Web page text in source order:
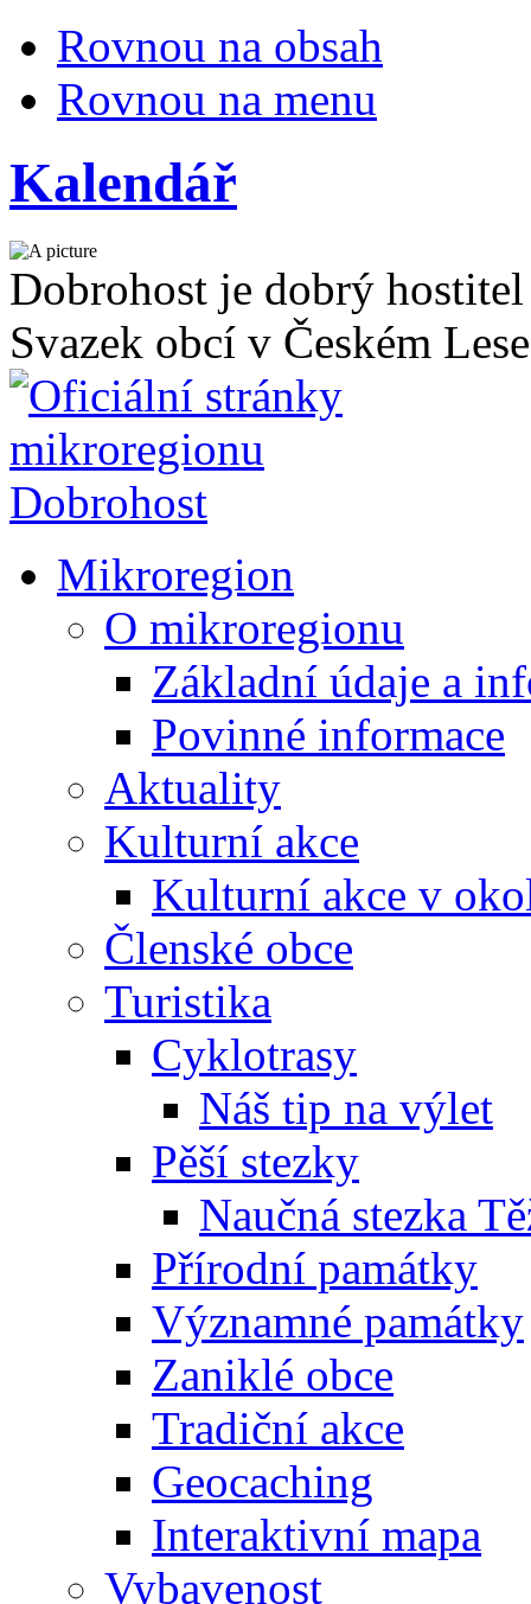
Rovnou na obsah
Rovnou na menu
Kalendář
Dobrohost je dobrý hostitel
Svazek obcí v Českém Lese
Mikroregion
O mikroregionu
Základní údaje a
Povinné informace
Aktuality
Kulturní akce
Kulturní akce v
Členské obce
Turistika
Cyklotrasy
Náš tip na výlet
Pěší stezky
Naučná stezka
Přírodní památky
Významné památky
Zaniklé obce
Tradiční akce
Geocaching
Interaktivní mapa
Vybavenost